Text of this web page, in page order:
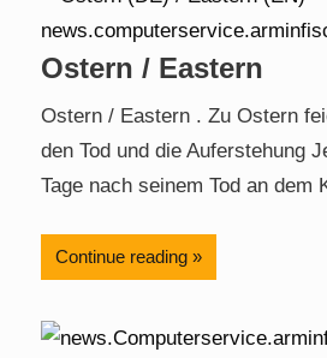
Ostern / Eastern
Ostern / Eastern . Zu Ostern
den Tod und die Auferstehung
Tage nach seinem Tod an dem
Continue reading